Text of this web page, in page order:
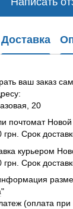
Доставка
ваш заказ
20
почтомат
грн. Срок
курьером
грн. Срок
"
(оплата при